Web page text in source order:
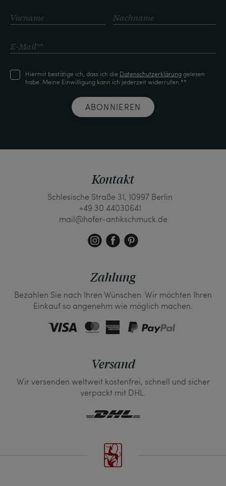
Hiermit bestätige ich, dass ich die Daten­schutz­erklärunggelesen
habe. Meine Einwilligung kann ich jederzeit widerrufen.**
ABONNIEREN
Kontakt
Schlesische Straße 31, 10997 Berlin
+49 30 44030641
mail@hofer-antikschmuck.de
Zahlung
Bezahlen Sie nach Ihren Wünschen. Wir möchten Ihren
Einkauf so angenehm wie möglich machen.
Versand
Wir versenden weltweit kostenfrei, schnell und sicher
verpackt mit DHL.